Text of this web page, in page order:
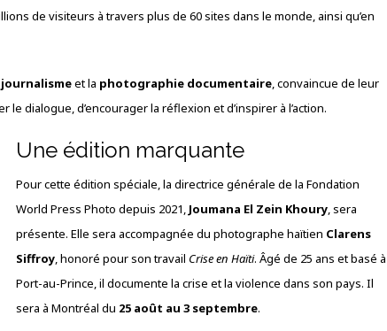
de visiteurs à travers plus de 60 sites dans le monde, ainsi qu’en
et la photographie documentaire, convaincue de leur
dialogue, d’encourager la réflexion et d’inspirer à l’action.
Une édition marquante
Pour cette édition spéciale, la directrice générale de la Fondation
World Press Photo depuis 2021, Joumana El Zein Khoury, sera
présente. Elle sera accompagnée du photographe haïtien Clarens
Siffroy, honoré pour son travail Crise en Haïti. Âgé de 25 ans et basé à
Port-au-Prince, il documente la crise et la violence dans son pays. Il
sera à Montréal du 25 août au 3 septembre.